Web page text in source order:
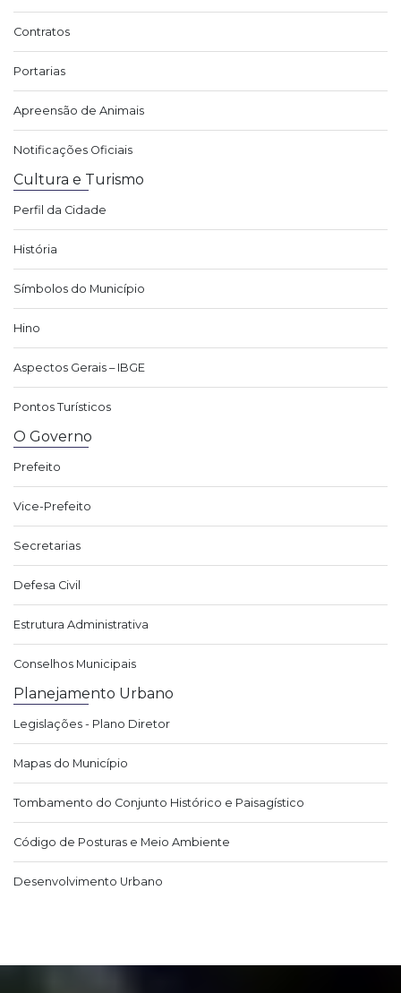
Contratos
Portarias
Apreensão de Animais
Notificações Oficiais
Cultura e Turismo
Perfil da Cidade
História
Símbolos do Município
Hino
Aspectos Gerais – IBGE
Pontos Turísticos
O Governo
Prefeito
Vice-Prefeito
Secretarias
Defesa Civil
Estrutura Administrativa
Conselhos Municipais
Planejamento Urbano
Legislações - Plano Diretor
Mapas do Município
Tombamento do Conjunto Histórico e Paisagístico
Código de Posturas e Meio Ambiente
Desenvolvimento Urbano